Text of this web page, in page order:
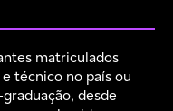
matriculados
técnico no país ou
desde